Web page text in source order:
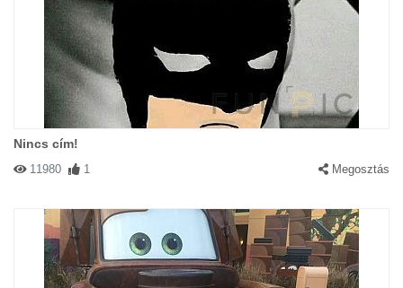
Nincs cím!
11980 1 Megosztás